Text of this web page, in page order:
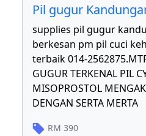
Pil gugur
supplies pil gugur
berkesan pm pil cuci
terbaik 014-
GUGUR TERKENAL PIL
MISOPROSTOL
DENGAN SERTA MERTA
RM 390